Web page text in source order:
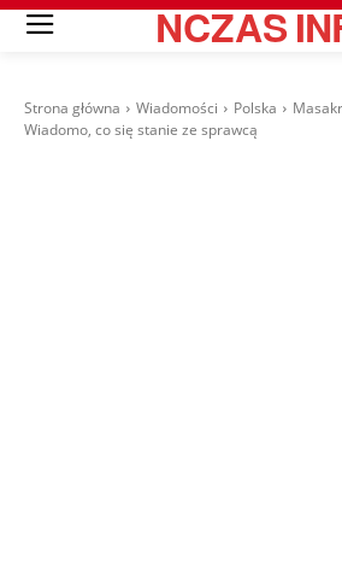
NCZAS
Strona główna Wiadomości Polska
Wiadomo, co się stanie ze sprawcą